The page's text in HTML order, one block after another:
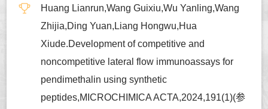
Huang Lianrun,Wang Guixiu,Wu Yanling,Wang
Zhijia,Ding Yuan,Liang Hongwu,Hua
Xiude.Development of competitive and
noncompetitive lateral flow immunoassays for
pendimethalin using synthetic
peptides,MICROCHIMICA ACTA,2024,191(1)(参